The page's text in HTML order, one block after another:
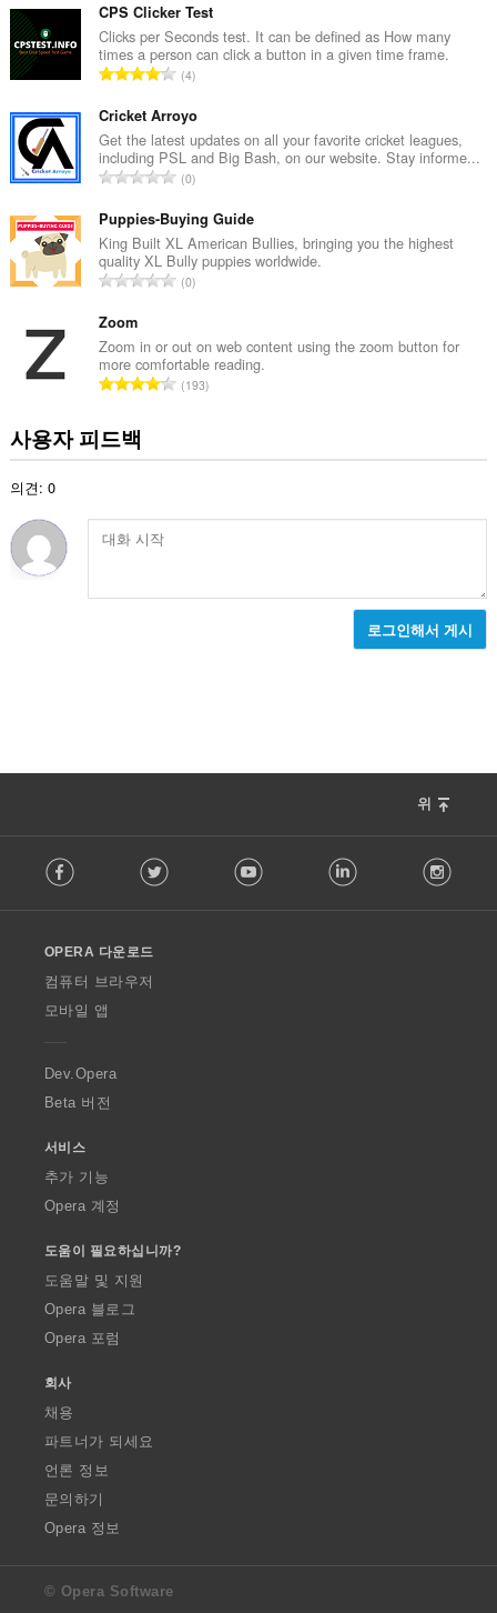
급
수
:
CPS Clicker Test
Clicks per Seconds test. It can be defined as How many
times a person can click a button in a given time frame.
총
급
수
:
4
Cricket Arroyo
Get the latest updates on all your favorite cricket leagues,
including PSL and Big Bash, on our website. Stay informe...
총
급
수
:
0
Puppies-Buying Guide
King Built XL American Bullies, bringing you the highest
quality XL Bully puppies worldwide.
총
수
:
0
Zoom
Zoom in or out on web content using the zoom button for
more comfortable reading.
총193
사용자 피드백
의견: 0
로그인해서 게시
위
o
w
O
p
a
Facebook Twitter Youtube LinkedIn
OPERA 다운로드
컴퓨터 브라우저
모바일 앱
Dev.Opera
Beta 버전
서비스
추가 기능
Opera 계정
도움이 필요하십니까?
도움말 및 지원
Opera 블로그
Opera 포럼
회사
채용
파트너가 되세요
언론 정보
문의하기
Opera 정보
© Opera Software